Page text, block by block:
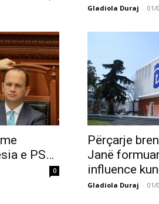
Gladiola Duraj - 01/
e PS…
0
Përçarje
Janë
influence
Gladiola Duraj - 01/